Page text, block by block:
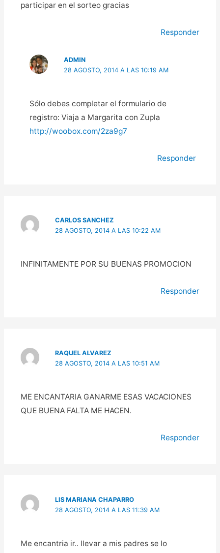
participar en el sorteo gracias
Responder
ADMIN
28 AGOSTO, 2014 A LAS 10:19 AM
Sólo debes completar el formulario de
registro: Viaja a Margarita con Zupla
http://woobox.com/2za9g7
Responder
CARLOS SANCHEZ
28 AGOSTO, 2014 A LAS 10:22 AM
INFINITAMENTE POR SU BUENAS PROMOCION
Responder
RAQUEL ALVAREZ
28 AGOSTO, 2014 A LAS 10:51 AM
ME ENCANTARIA GANARME ESAS VACACIONES
QUE BUENA FALTA ME HACEN.
Responder
LIS MARIANA CHAPARRO
28 AGOSTO, 2014 A LAS 11:39 AM
Me encantria ir.. llevar a mis padres se lo